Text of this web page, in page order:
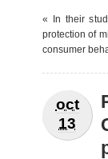
« In their
protection of
consumer
oct
13